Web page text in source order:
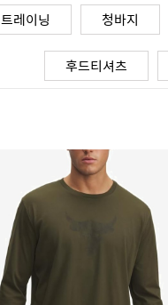
트레이닝 청바지
후드티셔츠